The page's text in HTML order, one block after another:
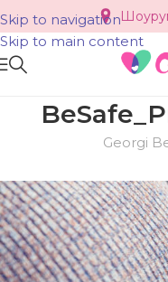
Skip to navigation
Skip to main content
Georgi